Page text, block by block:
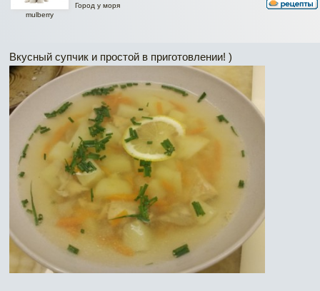
mulberry
Город у моря
Вкусный супчик и простой в приготовлении! )